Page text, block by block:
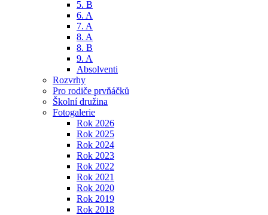
5. B
6. A
7. A
8. A
8. B
9. A
Absolventi
Rozvrhy
Pro rodiče prvňáčků
Školní družina
Fotogalerie
Rok 2026
Rok 2025
Rok 2024
Rok 2023
Rok 2022
Rok 2021
Rok 2020
Rok 2019
Rok 2018